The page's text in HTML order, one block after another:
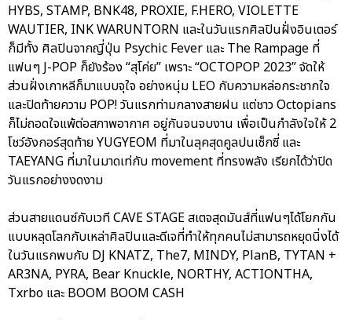
HYBS, STAMP, BNK48, PROXIE, F.HERO, VIOLETTE
WAUTIER, INK WARUNTORN และในวันแรกศิลปินฝั่งอินเตอร์
ก็มีทั้ง ศิลปินจากญี่ปุ่น Psychic Fever และ The Rampage ที่
แฟนๆ J-POP ก็ยังร้อง “สุโค่ย” เพราะ “OCTOPOP 2023” จัดให้
ส่วนฝั่งเกาหลีก็มาแบบจุใจ อย่างหนุ่ม LEO กับความหล่อกระชากใจ
และปิดท้ายความ POP! วันแรกท่ามกลางสายฝน แต่ชาว Octopians
ก็ไม่ถอดใจแพ้ต่อสภาพอากาศ อยู่กันจนจบงาน เพื่อเป็นกำลังใจให้ 2
โชว์อังกอร์สุดท้าย YUGYEOM ที่มาในลุคสุดคูลปนเซ็กซี่ และ
TAEYANG ที่มาในมาดเท่กับ movement ที่ทรงพลัง เรียกได้ว่าปิด
วันแรกอย่างงดงาม
ส่วนสายแดนซ์กับเวที CAVE STAGE สเตจสุดมันส์ที่แฟนๆได้โยกกัน
แบบหลุดโลกกับเหล่าศิลปินและดีเจที่ทำให้ทุกคนไม่สามารถหยุดนิ่งได้
ในวันแรกพบกับ DJ KNATZ, The7, MINDY, PlanB, TYTAN +
AR3NA, PYRA, Bear Knuckle, NORTHY, ACTIONTHA,
Txrbo และ BOOM BOOM CASH